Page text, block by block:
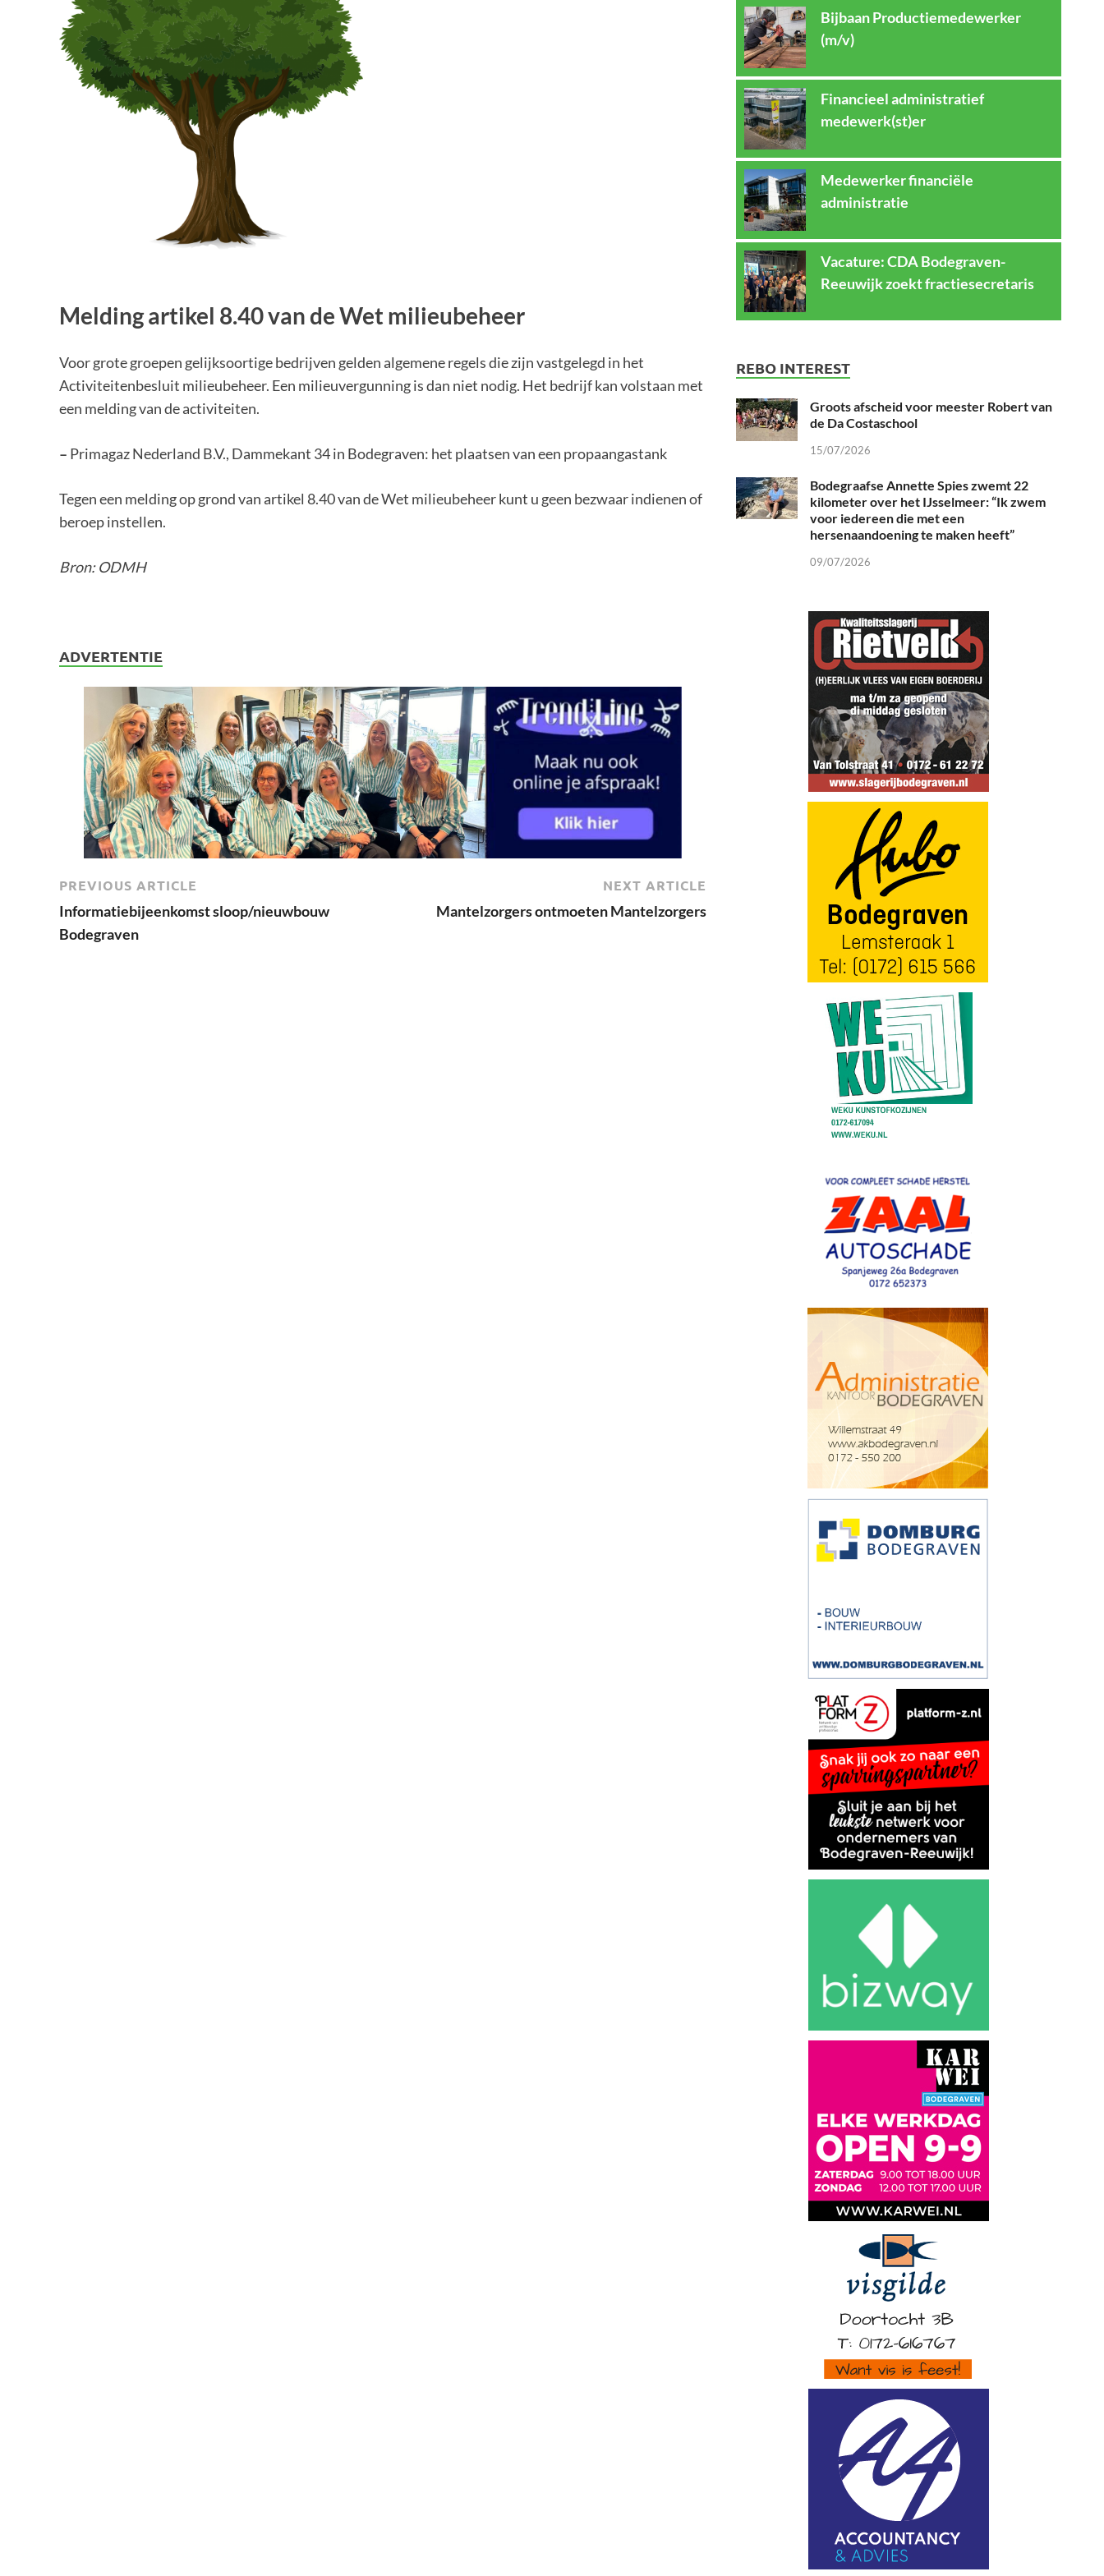
Melding artikel 8.40 van de Wet milieubeheer
Voor grote groepen gelijksoortige bedrijven gelden algemene regels die zijn vastgelegd in het
Activiteitenbesluit milieubeheer. Een milieuvergunning is dan niet nodig. Het bedrijf kan volstaan met
een melding van de activiteiten.
– Primagaz Nederland B.V., Dammekant 34 in Bodegraven: het plaatsen van een propaangastank
Tegen een melding op grond van artikel 8.40 van de Wet milieubeheer kunt u geen bezwaar indienen of
beroep instellen.
Bron: ODMH
ADVERTENTIE
PREVIOUS ARTICLE
Informatiebijeenkomst sloop/nieuwbouw
Bodegraven
NEXT ARTICLE
Mantelzorgers ontmoeten Mantelzorgers
Bijbaan Productiemedewerker
(m/v)
Financieel administratief
medewerk(st)er
Medewerker financiële
administratie
Vacature: CDA Bodegraven-
Reeuwijk zoekt fractiesecretaris
REBO INTEREST
Groots afscheid voor meester Robert van
de Da Costaschool
15/07/2026
Bodegraafse Annette Spies zwemt 22
kilometer over het IJsselmeer: “Ik zwem
voor iedereen die met een
hersenaandoening te maken heeft”
09/07/2026